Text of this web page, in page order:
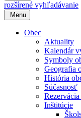
rozšírené vyhľadávanie
Menu
Obec
Aktuality
Kalendár
Symboly
Geografia
História
Súčasnosť
Inštitúcie